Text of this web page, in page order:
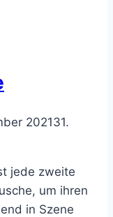
202131.
jede zweite
um ihren
in Szene